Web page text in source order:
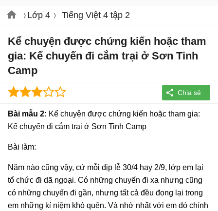
Lớp 4 Tiếng Việt 4 tập 2
Kể chuyện được chứng kiến hoặc tham
gia: Kể chuyến đi cắm trại ở Sơn Tinh
Camp
Bài mẫu 2: Kể chuyện được chứng kiến hoặc tham gia:
Kể chuyến đi cắm trại ở Sơn Tinh Camp
Bài làm:
Năm nào cũng vậy, cứ mỗi dịp lễ 30/4 hay 2/9, lớp em lại
tổ chức đi dã ngoại. Có những chuyến đi xa nhưng cũng
có những chuyến đi gần, nhưng tất cả đều đọng lại trong
em những kỉ niệm khó quên. Và nhớ nhất với em đó chính